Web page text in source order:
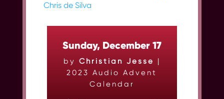
Chris de Silva
Sunday, December 17
by Christian Jesse
|
2023 Audio Advent
Calendar